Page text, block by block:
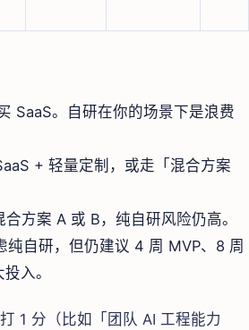
SaaS。自研在你的场景下是浪费
+ 轻量定制，或走「混合方案
合方案 A 或 B，纯自研风险仍高。
纯自研，但仍建议 4 周 MVP、8 周
入。
1 分（比如「团队 AI 工程能力